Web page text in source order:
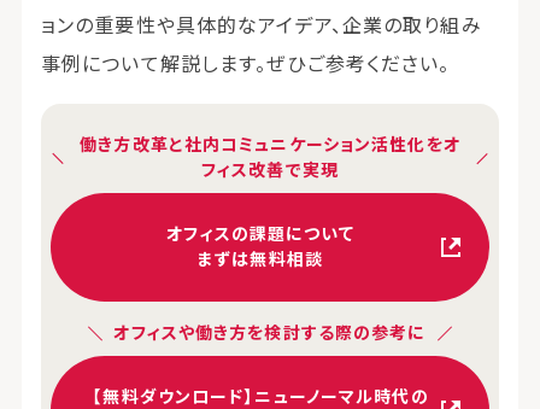
ョンの重要性や具体的なアイデア、企業の取り組み
事例について解説します。ぜひご参考ください。
働き方改革と社内コミュニケーション活性化をオ
フィス改善で実現
オフィスの課題について
まずは無料相談
オフィスや働き方を検討する際の参考に
【無料ダウンロード】ニューノーマル時代の